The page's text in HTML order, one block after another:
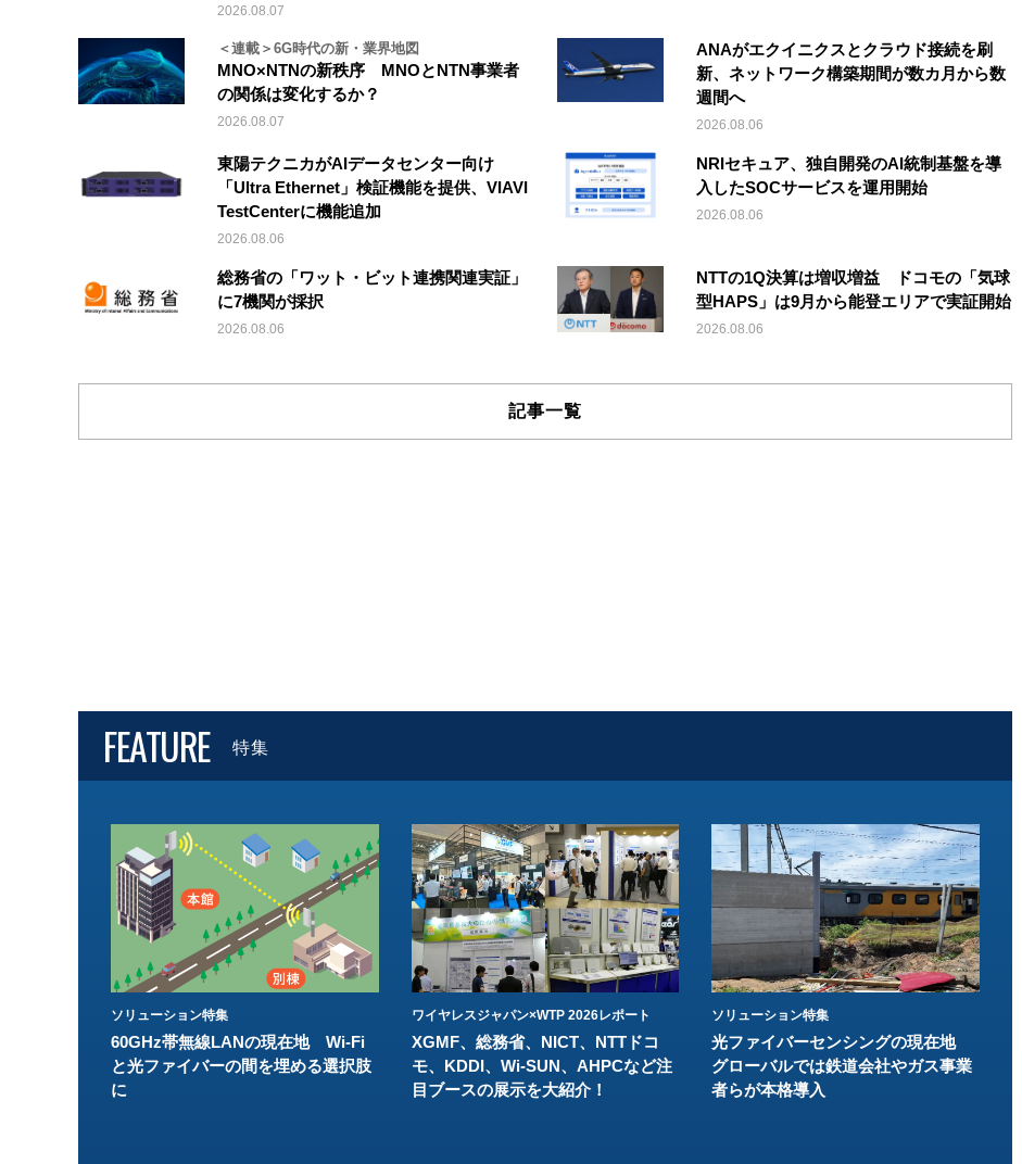
2026.08.07
＜連載＞6G時代の新・業界地図
MNO×NTNの新秩序 MNOとNTN事業者
の関係は変化するか？
2026.08.07
ANAがエクイニクスとクラウド接続を刷
新、ネットワーク構築期間が数カ月から数
週間へ
2026.08.06
東陽テクニカがAIデータセンター向け
「Ultra Ethernet」検証機能を提供、VIAVI
TestCenterに機能追加
2026.08.06
NRIセキュア、独自開発のAI統制基盤を導
入したSOCサービスを運用開始
2026.08.06
総務省の「ワット・ビット連携関連実証」
に7機関が採択
2026.08.06
NTTの1Q決算は増収増益 ドコモの「気球
型HAPS」は9月から能登エリアで実証開始
2026.08.06
記事一覧
FEATURE 特集
ソリューション特集
60GHz帯無線LANの現在地 Wi-Fi
と光ファイバーの間を埋める選択肢
に
ワイヤレスジャパン×WTP 2026レポート
XGMF、総務省、NICT、NTTドコ
モ、KDDI、Wi-SUN、AHPCなど注
目ブースの展示を大紹介！
ソリューション特集
光ファイバーセンシングの現在地
グローバルでは鉄道会社やガス事業
者らが本格導入